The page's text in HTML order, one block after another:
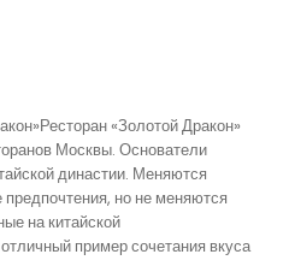
«Золотой Дракон»
Москвы. Основатели
династии. Меняются
но не меняются
на китайской
пример сочетания вкуса